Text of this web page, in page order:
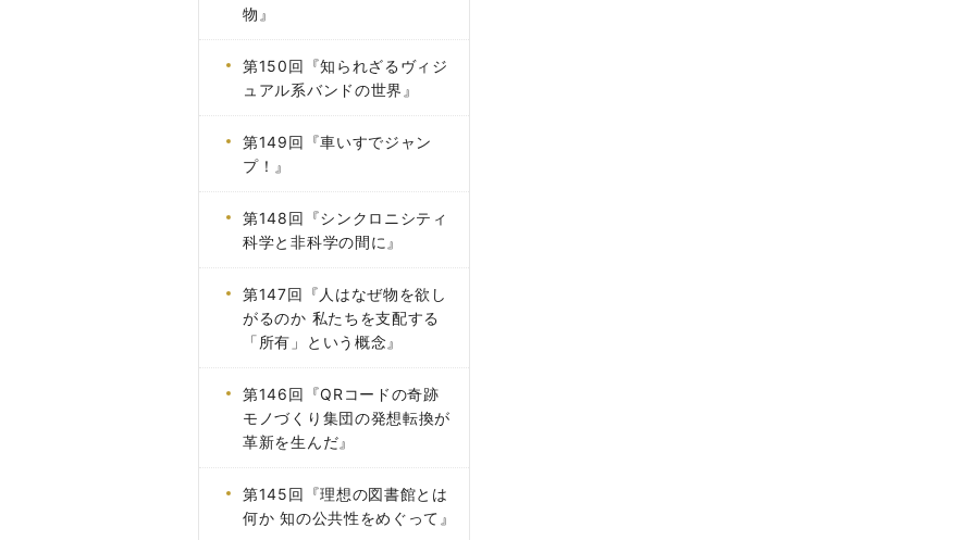
物』
第150回『知られざるヴィジ
ュアル系バンドの世界』
第149回『車いすでジャン
プ！』
第148回『シンクロニシティ
科学と非科学の間に』
第147回『人はなぜ物を欲し
がるのか 私たちを支配する
「所有」という概念』
第146回『QRコードの奇跡
モノづくり集団の発想転換が
革新を生んだ』
第145回『理想の図書館とは
何か 知の公共性をめぐって』